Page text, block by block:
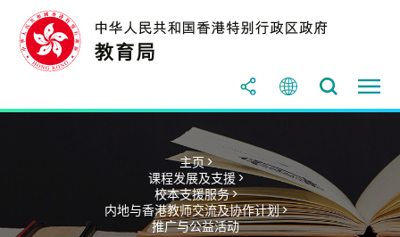
主页 >
课程发展及支援 >
校本支援服务 >
内地与香港教师交流及协作计划 >
推广与公益活动